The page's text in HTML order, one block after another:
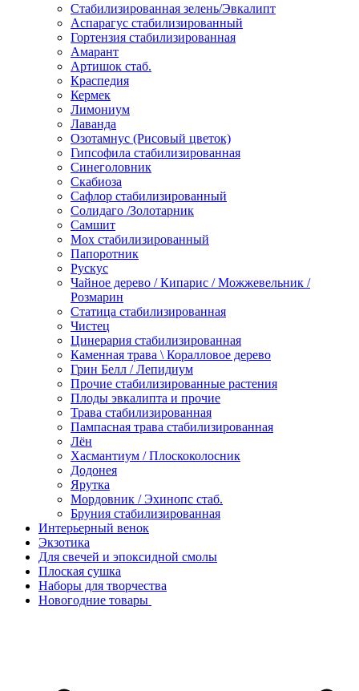
Стабилизированная зелень/Эвкалипт
Аспарагус стабилизированный
Гортензия стабилизированная
Амарант
Артишок стаб.
Краспедия
Кермек
Лимониум
Лаванда
Озотамнус (Рисовый цветок)
Гипсофила стабилизированная
Синеголовник
Скабиоза
Сафлор стабилизированный
Солидаго /Золотарник
Самшит
Мох стабилизированный
Папоротник
Рускус
Чайное дерево / Кипарис / Можжевельник /
Розмарин
Статица стабилизированная
Чистец
Цинерария стабилизированная
Каменная трава \ Коралловое дерево
Грин Белл / Лепидиум
Прочие стабилизированные растения
Плоды эвкалипта и прочие
Трава стабилизированная
Пампасная трава стабилизированная
Лён
Хасмантиум / Плоскоколосник
Додонея
Ярутка
Мордовник / Эхинопс стаб.
Бруния стабилизированная
Интерьерный венок
Экзотика
Для свечей и эпоксидной смолы
Плоская сушка
Наборы для творчества
Новогодние товары